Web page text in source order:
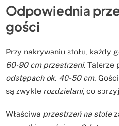
Odpowiednia
gości
Przy nakrywaniu stołu, każdy
60-90 cm przestrzeni. Talerze
odstępach ok. 40-50 cm.
są zwykle rozdzielani, co
Właściwa przestrzeń na stole